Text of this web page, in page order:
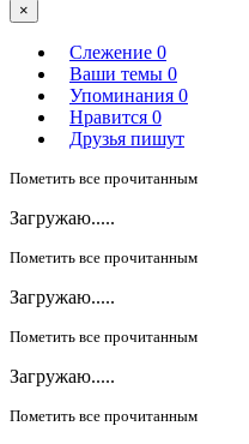
×
Слежение 0
Ваши темы 0
Упоминания 0
Нравится 0
Друзья пишут
Пометить все прочитанным
Загружаю.....
Пометить все прочитанным
Загружаю.....
Пометить все прочитанным
Загружаю.....
Пометить все прочитанным